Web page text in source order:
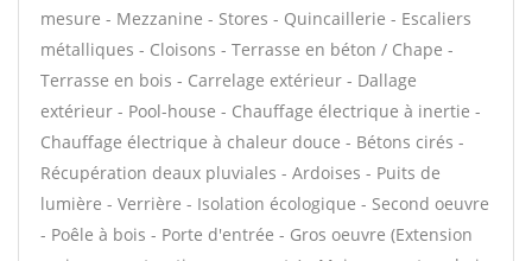
mesure - Mezzanine - Stores - Quincaillerie - Escaliers
métalliques - Cloisons - Terrasse en béton / Chape -
Terrasse en bois - Carrelage extérieur - Dallage
extérieur - Pool-house - Chauffage électrique à inertie -
Chauffage électrique à chaleur douce - Bétons cirés -
Récupération deaux pluviales - Ardoises - Puits de
lumière - Verrière - Isolation écologique - Second oeuvre
- Poêle à bois - Porte d'entrée - Gros oeuvre (Extension